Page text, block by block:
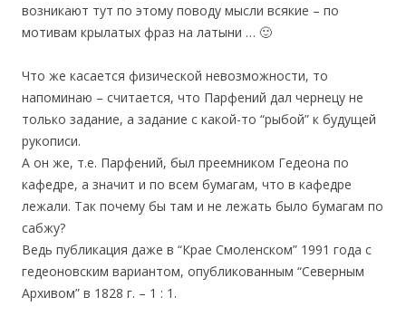
возникают тут по этому поводу мысли всякие – по
мотивам крылатых фраз на латыни … 🙂
Что же касается физической невозможности, то
напоминаю – считается, что Парфений дал чернецу не
только задание, а задание с какой-то “рыбой” к будущей
рукописи.
А он же, т.е. Парфений, был преемником Гедеона по
кафедре, а значит и по всем бумагам, что в кафедре
лежали. Так почему бы там и не лежать было бумагам по
сабжу?
Ведь публикация даже в “Крае Смоленском” 1991 года с
гедеоновским вариантом, опубликованным “Северным
Архивом” в 1828 г. – 1 : 1.